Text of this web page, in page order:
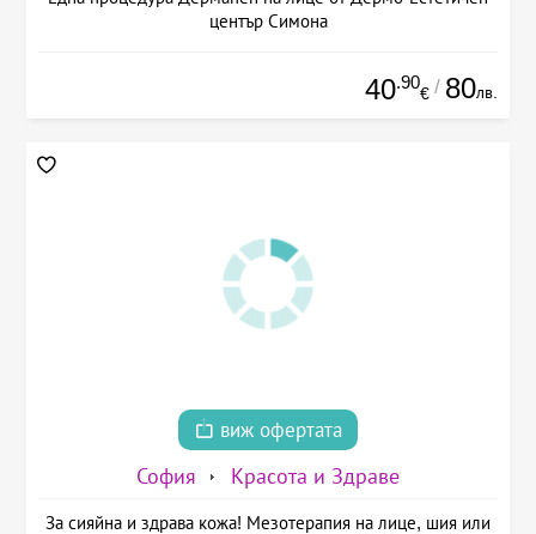
център Симона
40.90
€ / 80лв.
виж офертата
София Красота и Здраве
За сияйна и здрава кожа! Мезотерапия на лице, шия или